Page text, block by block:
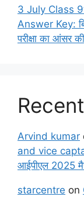
3 July Class
Answer Key:
परीक्षा का आंसर
Arvind kumar
and vice
आईपीएल 2025
starcentre on